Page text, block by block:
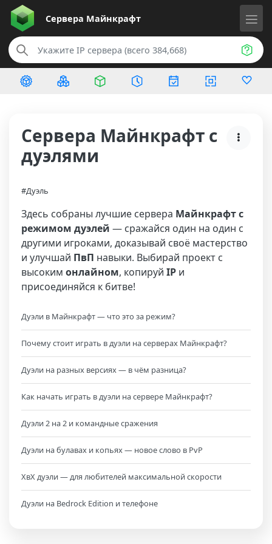
Сервера Майнкрафт
Сервера Майнкрафт с
дуэлями
#Дуэль
Здесь собраны лучшие сервера Майнкрафт с
режимом дуэлей — сражайся один на один с
другими игроками, доказывай своё мастерство
и улучшай ПвП навыки. Выбирай проект с
высоким онлайном, копируй IP и
присоединяйся к битве!
Дуэли в Майнкрафт — что это за режим?
Почему стоит играть в дуэли на серверах Майнкрафт?
Дуэли на разных версиях — в чём разница?
Как начать играть в дуэли на сервере Майнкрафт?
Дуэли 2 на 2 и командные сражения
Дуэли на булавах и копьях — новое слово в PvP
ХвХ дуэли — для любителей максимальной скорости
Дуэли на Bedrock Edition и телефоне